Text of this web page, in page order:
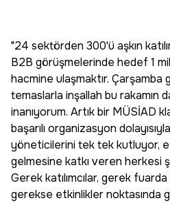
"24 sektörden 300'ü aşkın
B2B görüşmelerinde hedef 1
hacmine ulaşmaktır. Çarşamba
temaslarla inşallah bu rakamın
inanıyorum. Artık bir MÜSİAD
başarılı organizasyon
yöneticilerini tek tek kutluyor,
gelmesine katkı veren herkesi
Gerek katılımcılar, gerek
gerekse etkinlikler noktasında